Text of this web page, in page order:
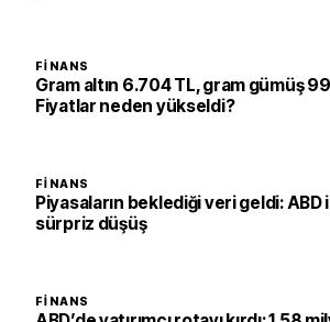
FINANS
Gram altın 6.704 TL, gram gümüş
Fiyatlar neden yükseldi?
FINANS
Piyasaların beklediği veri geldi: ABD
sürpriz düşüş
FINANS